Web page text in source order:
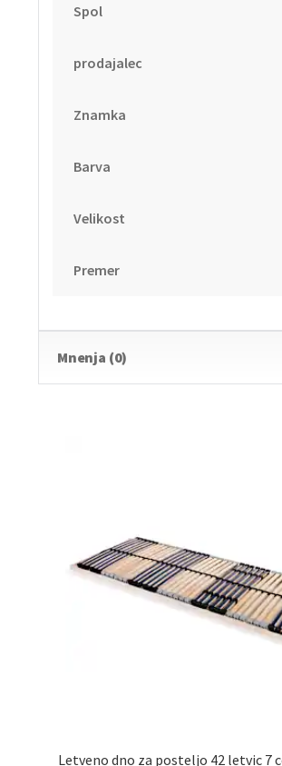
Spol
prodajalec
Znamka
Barva
Velikost
Premer
Mnenja (0)
Letveno dno za posteljo 42 letvic 7